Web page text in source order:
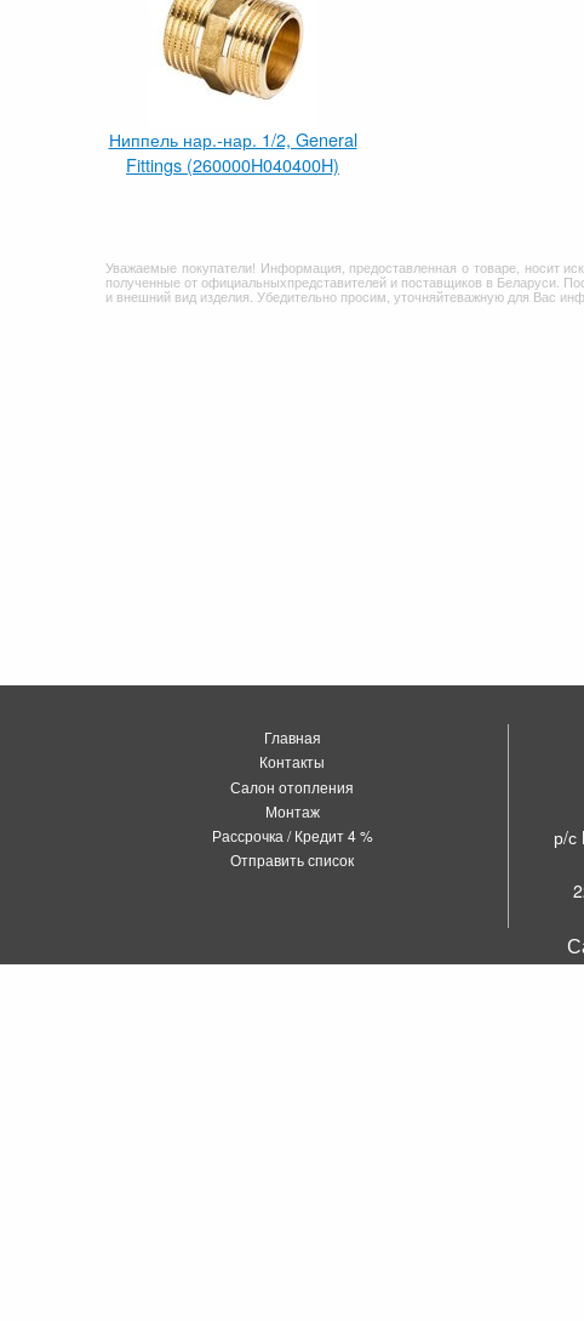
Ниппель нар.-нар. 1/2, General
Fittings (260000H040400H)
Уважаемые покупатели! Информация, предоставленная о товаре, носит
полученные от официальныхпредставителей и поставщиков в Беларуси.
и внешний вид изделия. Убедительно просим, уточняйтеважную для Вас
Главная
Контакты
Салон отопления
Монтаж
Рассрочка / Кредит 4 %
Отправить список
р/с